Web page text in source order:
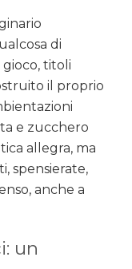
di
titoli
il proprio
e zucchero
allegra, ma
spensierate,
anche a
un